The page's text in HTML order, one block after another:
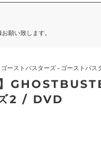
願い致します。
ーストバスターズ - ゴーストバス
2 / DVD